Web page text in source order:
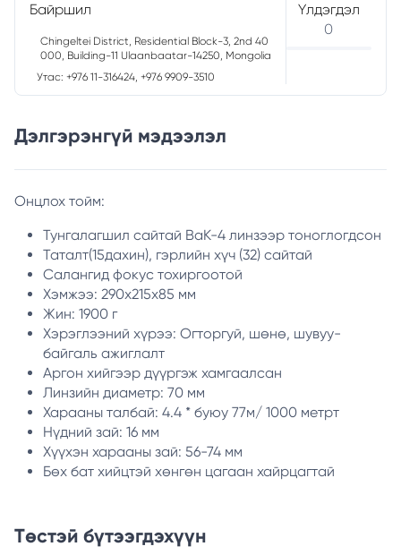
Байршил
Chingeltei District, Residential Block-3, 2nd 40
000, Building-11 Ulaanbaatar-14250, Mongolia
Утас: +976 11-316424, +976 9909-3510
Үлдэгдэл
0
Дэлгэрэнгүй мэдээлэл
Онцлох тойм:
Тунгалагшил сайтай BaK-4 линзээр тоноглогдсон
Таталт(15дахин), гэрлийн хүч (32) сайтай
Салангид фокус тохиргоотой
Хэмжээ: 290x215x85 мм
Жин: 1900 г
Хэрэглээний хүрээ: Огторгуй, шөнө, шувуу-
байгаль ажиглалт
Аргон хийгээр дүүргэж хамгаалсан
Линзийн диаметр: 70 мм
Харааны талбай: 4.4 * буюу 77м/ 1000 метрт
Нүдний зай: 16 мм
Хүүхэн харааны зай: 56-74 мм
Бөх бат хийцтэй хөнгөн цагаан хайрцагтай
Төстэй бүтээгдэхүүн